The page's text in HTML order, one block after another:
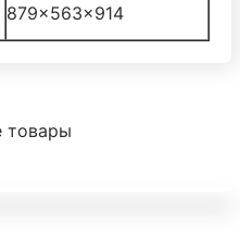
879x563x914
товары